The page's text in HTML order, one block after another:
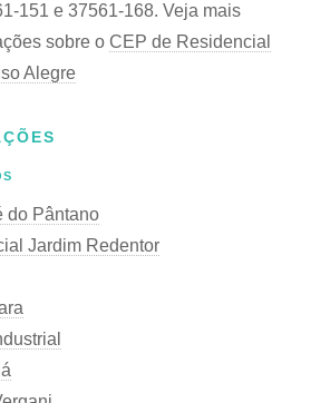
151 e 37561-168. Veja mais
sobre o CEP de Residencial
Alegre
do Pântano
Jardim Redentor